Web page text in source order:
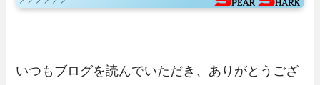
いつもブログを読んでいただき、ありがとうござ